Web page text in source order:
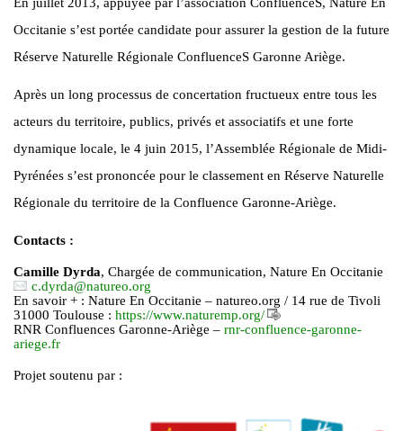
Occitanie s’est portée candidate pour assurer la gestion de la future
Réserve Naturelle Régionale ConfluenceS Garonne Ariège.
Après un long processus de concertation fructueux entre tous les
acteurs du territoire, publics, privés et associatifs et une forte
dynamique locale, le 4 juin 2015, l’Assemblée Régionale de Midi-
Pyrénées s’est prononcée pour le classement en Réserve Naturelle
Régionale du territoire de la Confluence Garonne-Ariège.
Contacts :
Camille Dyrda, Chargée de communication, Nature En Occitanie
c.dyrda@natureo.org
En savoir + : Nature En Occitanie – natureo.org / 14 rue de Tivoli
31000 Toulouse : https://www.naturemp.org/
RNR Confluences Garonne-Ariège – rnr-confluence-garonne-
ariege.fr
Projet soutenu par :